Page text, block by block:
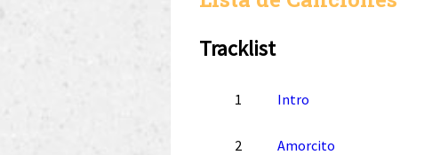
Tracklist
1 Intro
2 Amorcito